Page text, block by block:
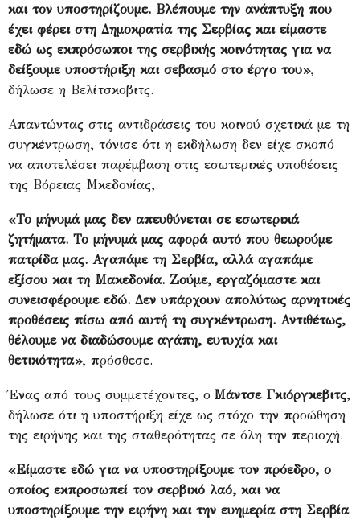
και τον υποστηρίζουμε. Βλέπουμε την ανάπτυξη που
έχει φέρει στη Δημοκρατία της Σερβίας και είμαστε
εδώ ως εκπρόσωποι της σερβικής κοινότητας για να
δείξουμε υποστήριξη και σεβασμό στο έργο του»,
δήλωσε η Βελίτσκοβιτς.
Απαντώντας στις αντιδράσεις του κοινού σχετικά με τη
συγκέντρωση, τόνισε ότι η εκδήλωση δεν είχε σκοπό
να αποτελέσει παρέμβαση στις εσωτερικές υποθέσεις
της Βόρειας Μκεδονίας,.
«Το μήνυμά μας δεν απευθύνεται σε εσωτερικά
ζητήματα. Το μήνυμά μας αφορά αυτό που θεωρούμε
πατρίδα μας. Αγαπάμε τη Σερβία, αλλά αγαπάμε
εξίσου και τη Μακεδονία. Ζούμε, εργαζόμαστε και
συνεισφέρουμε εδώ. Δεν υπάρχουν απολύτως αρνητικές
προθέσεις πίσω από αυτή τη συγκέντρωση. Αντιθέτως,
θέλουμε να διαδώσουμε αγάπη, ευτυχία και
θετικότητα», πρόσθεσε.
Ένας από τους συμμετέχοντες, ο Μάντσε Γκιόργκεβιτς,
δήλωσε ότι η υποστήριξη είχε ως στόχο την προώθηση
της ειρήνης και της σταθερότητας σε όλη την περιοχή.
«Είμαστε εδώ για να υποστηρίξουμε τον πρόεδρο, ο
οποίος εκπροσωπεί τον σερβικό λαό, και να
υποστηρίξουμε την ειρήνη και την ευημερία στη Σερβία